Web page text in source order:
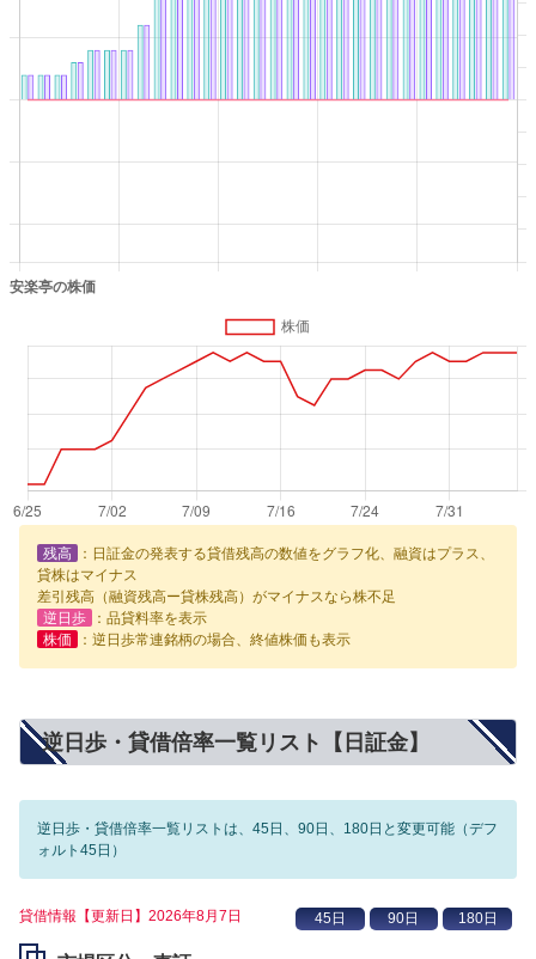
残高
：日証金の発表する貸借残高の数値をグラフ化、融資はプラス、
貸株はマイナス
差引残高（融資残高ー貸株残高）がマイナスなら株不足
逆日歩
：品貸料率を表示
株価
：逆日歩常連銘柄の場合、終値株価も表示
逆日歩・貸借倍率一覧リスト【日証金】
逆日歩・貸借倍率一覧リストは、45日、90日、180日と変更可能（デフ
ォルト45日）
貸借情報【更新日】2026年8月7日